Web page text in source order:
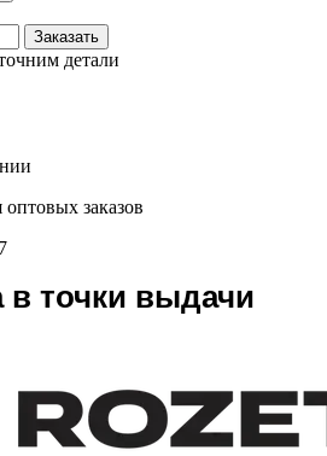
Заказать
детали
оптовых заказов
в точки выдачи